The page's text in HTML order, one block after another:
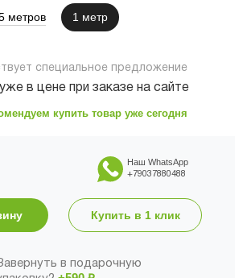
метров 1 метр
специальное предложение
уже в цене при заказе на сайте
купить товар уже сегодня
Наш WhatsApp
+79037880488
Купить в 1 клик
в подарочную